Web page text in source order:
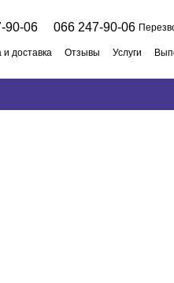
90-06 066 247-90-06
доставка Отзывы Услуги